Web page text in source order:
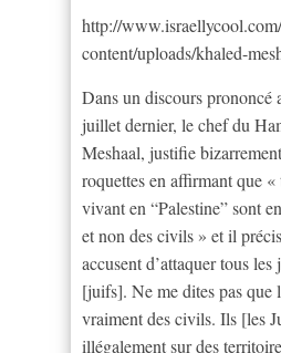
http://
content/uploads/khaled-
Dans un discours prononcé
juillet dernier, le chef du
Meshaal, justifie
roquettes en affirmant que «
vivant en “Palestine” sont
et non des civils » et il
accusent d’attaquer tous
[juifs]. Ne me dites pas que
vraiment des civils. Ils [les
illégalement sur des